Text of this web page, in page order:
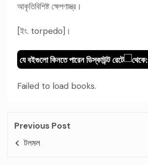
আকৃতিবিশিষ্ট ক্ষেপণাস্ত্র।
[ইং. torpedo]।
যে বইগুলো কিনতে পারেন ডিস্কাউন্ট রেটে থেকে:
Failed to load books.
Previous Post
টলমল